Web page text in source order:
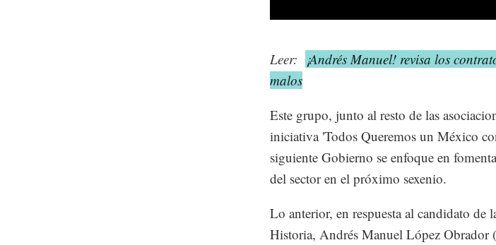
Leer:
¡Andrés Manuel! revisa los
malos
Este grupo, junto al resto de las
iniciativa 'Todos Queremos un México
siguiente Gobierno se enfoque en
del sector en el próximo sexenio.
Lo anterior, en respuesta al candidato de
Historia, Andrés Manuel López